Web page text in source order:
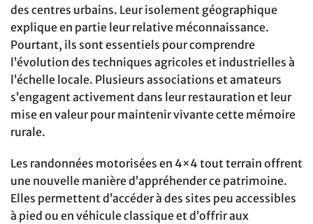
des centres urbains. Leur isolement géographique
explique en partie leur relative méconnaissance.
Pourtant, ils sont essentiels pour comprendre
l’évolution des techniques agricoles et industrielles à
l’échelle locale. Plusieurs associations et amateurs
s’engagent activement dans leur restauration et leur
mise en valeur pour maintenir vivante cette mémoire
rurale.
Les randonnées motorisées en 4×4 tout terrain offrent
une nouvelle manière d’appréhender ce patrimoine.
Elles permettent d’accéder à des sites peu accessibles
à pied ou en véhicule classique et d’offrir aux